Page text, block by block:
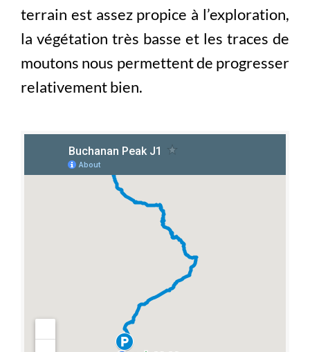
terrain est assez propice à l’exploration,
la végétation très basse et les traces de
moutons nous permettent de progresser
relativement bien.